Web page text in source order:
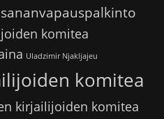
sananvapauspalkinto
komitea
Uladzimir Njakljajeu
komitea
kirjailijoiden komitea